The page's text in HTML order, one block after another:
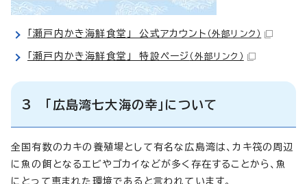
「瀬戸内かき海鮮食堂」 公式アカウント （外部リンク）
「瀬戸内かき海鮮食堂」 特設ページ （外部リンク）
3 「広島湾七大海の幸」について
全国有数のカキの養殖場として有名な広島湾は、カキ筏の周辺
に魚の餌となるエビやゴカイなどが多く存在することから、魚
にとって恵まれた環境であると言われています。